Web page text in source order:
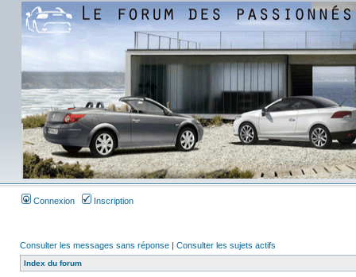
Connexion Inscription
Consulter les messages sans réponse | Consulter les sujets actifs
Index du forum